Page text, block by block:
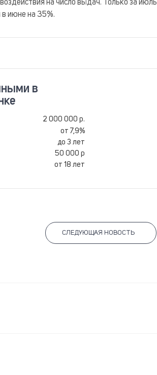
на число выдач. Только за июль
в июне на 35%.
в
2 000 000 р.
от 7,9%
до 3 лет
50 000 р
от 18 лет
СЛЕДУЮЩАЯ НОВОСТЬ